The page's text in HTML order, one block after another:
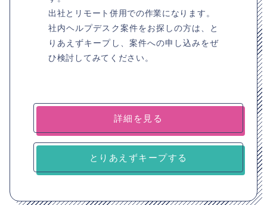
出社とリモート併用での作業になります。
社内ヘルプデスク案件をお探しの方は、と
りあえずキープし、案件への申し込みをぜ
ひ検討してみてください。
詳細を見る
とりあえずキープする